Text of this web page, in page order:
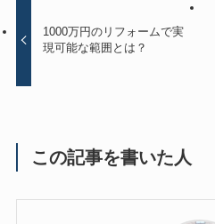
1000万円のリフォームで実
現可能な範囲とは？
この記事を書いた人